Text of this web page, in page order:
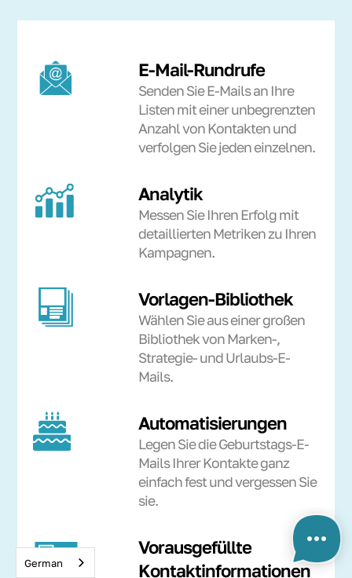
E-Mail-Rundrufe
Senden Sie E-Mails an Ihre
Listen mit einer unbegrenzten
Anzahl von Kontakten und
verfolgen Sie jeden einzelnen.
Analytik
Messen Sie Ihren Erfolg mit
detaillierten Metriken zu Ihren
Kampagnen.
Vorlagen-Bibliothek
Wählen Sie aus einer großen
Bibliothek von Marken-,
Strategie- und Urlaubs-E-
Mails.
Automatisierungen
Legen Sie die Geburtstags-E-
Mails Ihrer Kontakte ganz
einfach fest und vergessen Sie
sie.
Vorausgefüllte
Kontaktinformationen
German